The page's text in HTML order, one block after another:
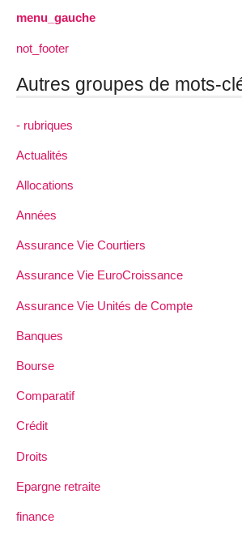
menu_gauche
not_footer
Autres groupes de mots-
- rubriques
Actualités
Allocations
Années
Assurance Vie Courtiers
Assurance Vie EuroCroissance
Assurance Vie Unités de Compte
Banques
Bourse
Comparatif
Crédit
Droits
Epargne retraite
finance